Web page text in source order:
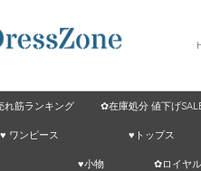
れ筋ランキング ✿在庫処分 値下げ
♥ ワンピース ♥トップス
♥小物 ✿ロイヤ